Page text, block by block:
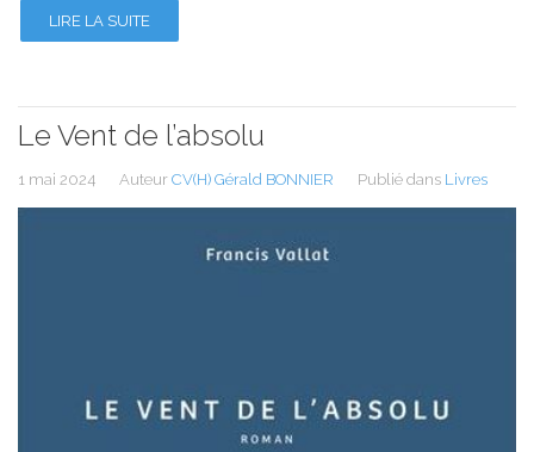
LIRE LA SUITE
Le Vent de l’absolu
1 mai 2024 Auteur CV(H) Gérald BONNIER Publié dans Livres